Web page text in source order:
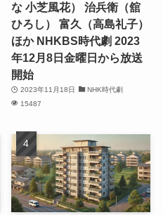
な 小芝風花） 治兵衛（舘
ひろし） 富久（高島礼子）
ほか NHKBS時代劇 2023
年12月8日金曜日から放送
開始
2023年11月18日
NHK時代劇
15487